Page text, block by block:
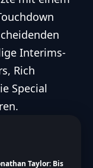
Interims-
Rich
Special
Taylor: Bis